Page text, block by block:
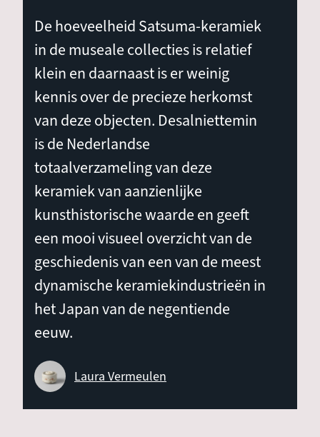
De hoeveelheid Satsuma-keramiek
in de museale collecties is relatief
klein en daarnaast is er weinig
kennis over de precieze herkomst
van deze objecten. Desalniettemin
is de Nederlandse
totaalverzameling van deze
keramiek van aanzienlijke
kunsthistorische waarde en geeft
een mooi visueel overzicht van de
geschiedenis van een van de meest
dynamische keramiekindustrieën in
het Japan van de negentiende
eeuw.
Laura Vermeulen